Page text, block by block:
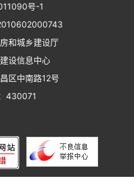
号-1
和城乡建设厅
设信息中心
区中南路12号
430071